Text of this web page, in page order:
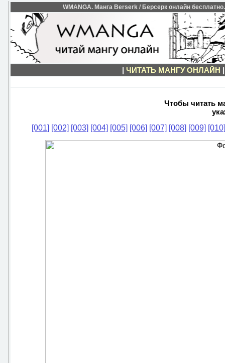
WMANGA. Манга Berserk / Берсерк онлайн
| ЧИТАТЬ МАНГУ ОНЛАЙН
Чтобы читать
[001] [002] [003] [004] [005] [006] [007] [008] [009] [010]